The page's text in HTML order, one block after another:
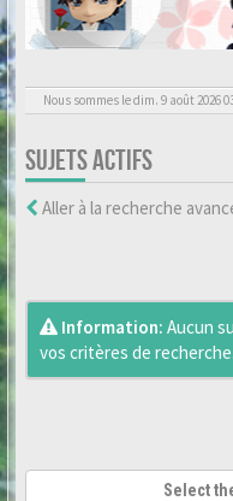
Nous sommes le dim. 9 août 2026
SUJETS ACTIFS
Aller à la recherche
Information: Aucun
vos critères de recherche.
Select